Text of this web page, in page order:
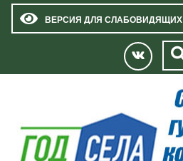
ВЕРСИЯ ДЛЯ СЛАБОВИДЯЩИХ